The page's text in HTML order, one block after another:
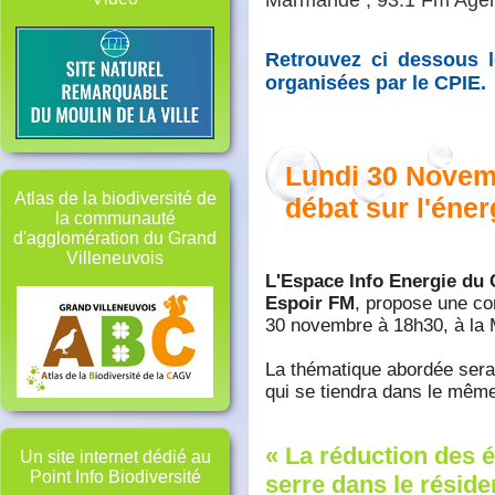
Atlas de la biodiversité de
la communauté
d'agglomération du Grand
Villeneuvois
Un site internet dédié au
Point Info Biodiversité
Retrouvez ci dessous
organisées par le CPIE.
Lundi 30
débat sur
L'Espace Info Energie du
Espoir FM , propose une
30 novembre à 18h30, à la
La thématique abordée
qui se tiendra dans le
« La réduction des
serre dans le